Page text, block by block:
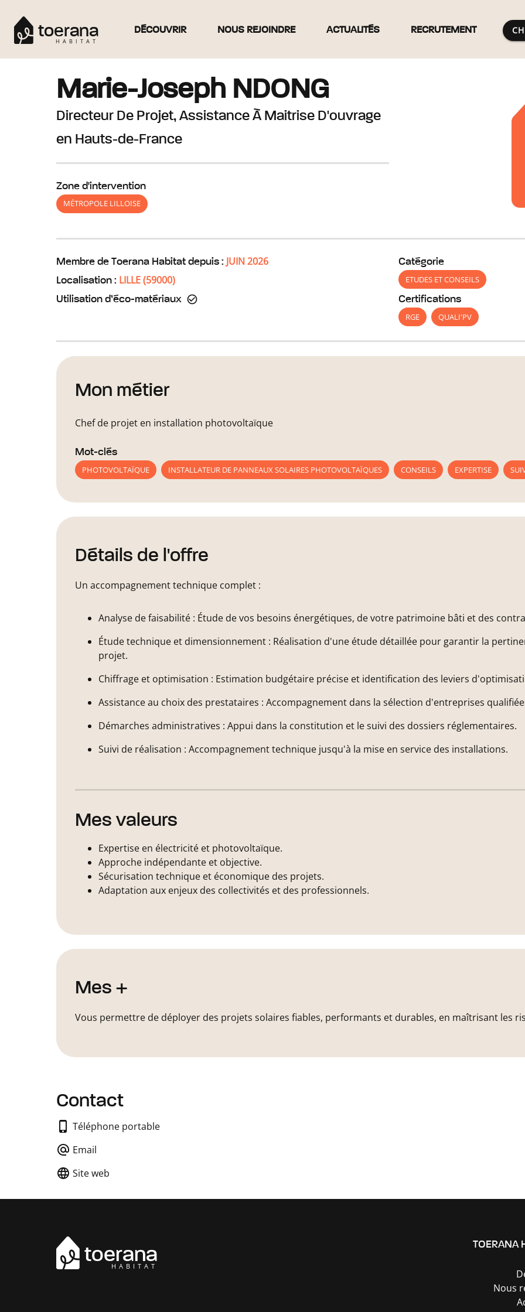
toerana
HABITAT
DÉCOUVRIR NOUS REJOINDRE ACTUALITÉS RECRUTEMENT
Marie-Joseph NDONG
Directeur De Projet, Assistance À Maitrise D'ouvrage
en Hauts-de-France
Zone d'intervention
MÉTROPOLE LILLOISE
Membre de Toerana Habitat depuis : JUIN 2026
Localisation : LILLE(59000)
Utilisation d’éco-matériaux
Catégorie
ETUDES ET CONSEILS
Certifications
RGE
QUALI'PV
Mon métier
Chef de projet en installation photovoltaïque
Mot-clés
PHOTOVOLTAÏQUE
INSTALLATEUR DE PANNEAUX SOLAIRES PHOTOVOLTAÏQUES CONSEILS EXPERTISE
Détails de l'offre
Un accompagnement technique complet :
Analyse de faisabilité : Étude de vos besoins énergétiques, de votre patrimoine bâti et des
Étude technique et dimensionnement : Réalisation d'une étude détaillée pour garantir la
projet.
Chiffrage et optimisation : Estimation budgétaire précise et identification des leviers
Assistance au choix des prestataires : Accompagnement dans la sélection d'entreprises
Démarches administratives : Appui dans la constitution et le suivi des dossiers réglementaires.
Suivi de réalisation : Accompagnement technique jusqu'à la mise en service des installations.
Mes valeurs
Expertise en électricité et photovoltaïque.
Approche indépendante et objective.
Sécurisation technique et économique des projets.
Adaptation aux enjeux des collectivités et des professionnels.
Mes +
Vous permettre de déployer des projets solaires fiables, performants et durables, en maîtrisant les
Contact
Téléphone portable
Email
Site web
toerana
HABITAT
TOERANA
Nous